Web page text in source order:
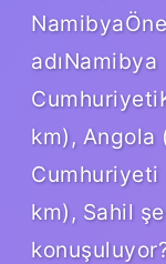
adıNamibya
km), Angola
Cumhuriyeti
km), Sahil